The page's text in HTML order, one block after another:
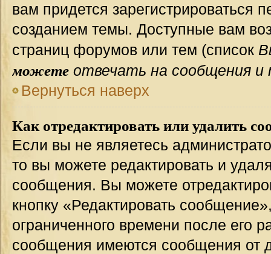
вам придется зарегистрироваться
созданием темы. Доступные вам
страниц форумов или тем (список
можете отвечать на сообщения и
Вернуться наверх
Как отредактировать или удалить
Если вы не являетесь
то вы можете редактировать и
сообщения. Вы можете
кнопку «Редактировать
ограниченного времени после его
сообщения имеются сообщения от